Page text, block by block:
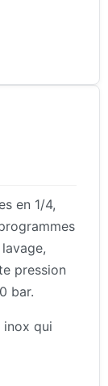
en 1/4,
pression
bar.
inox qui